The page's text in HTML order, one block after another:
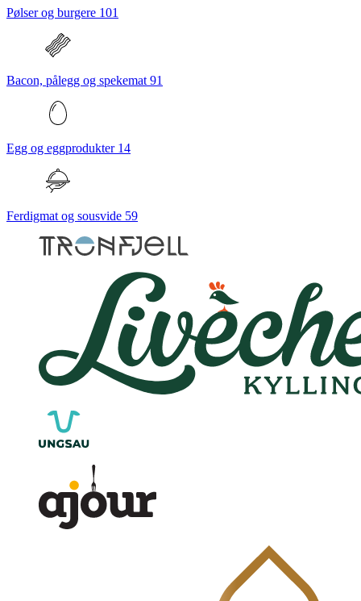
Pølser og burgere 101
Bacon, pålegg og spekemat 91
Egg og eggprodukter 14
Ferdigmat og sousvide 59